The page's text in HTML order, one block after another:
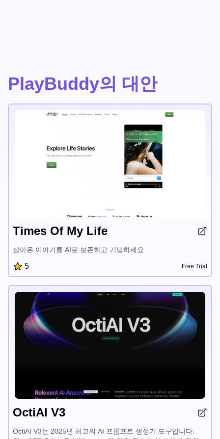
PlayBuddy의 대안
Times Of My Life
살아온 이야기를 AI로 보존하고 기념하세요
5 Free Trial
OctiAI V3
OctiAI V3는 2025년 최고의 AI 프롬프트 생성기 도구입니다.